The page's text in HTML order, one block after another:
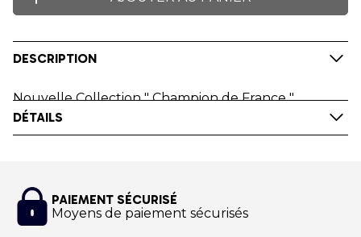
DESCRIPTION
Nouvelle Collection " Champion de France ".
Optez pour le sweat unisexe blanc Nordic Walking
World Youth Academy de la nouvelle collection.
Impression numérique !
DÉTAILS
PAIEMENT SÉCURISÉ
Moyens de paiement sécurisés